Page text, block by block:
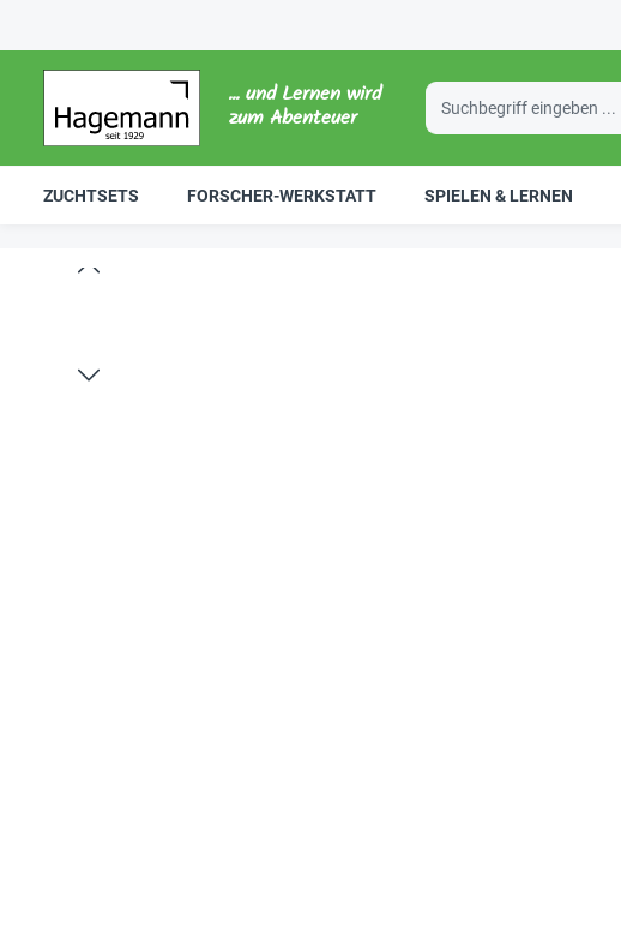
... und Lernen wird
zum Abenteuer
ZUCHTSETS FORSCHER-WERKSTATT SPIELEN & LERNEN